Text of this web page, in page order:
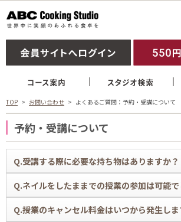
TOP お問い合わせ よくあるご質問：予約・受講について
予約・受講について
Q.受講する際に必要な持ち物はありますか？
A.
エプロン、ハンドタオルを毎回ご持参いただき
（紙エプロン・ハンドタオル（1セット 165 円
Q.ネイルをしたままでの授業の参加は可能で
A.
ブレッド・ケーキコースに関しましてはお一人
Q.授業のキャンセル料金はいつから発生しま